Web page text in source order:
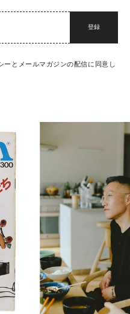
登録
ーとメールマガジンの配信に同意し